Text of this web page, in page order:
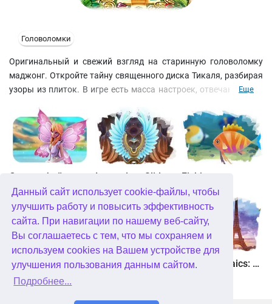
Данный сайт использует cookie-файлы, чтобы
улучшить работу и повысить эффективность
сайта. При навигации по нашему веб-сайту,
Вы соглашаетесь с тем, что мы сохраняем и
используем cookies на Вашем устройстве для
улучшения пользования данным сайтом.
Подробнее...
Головоломки
Оригинальный и свежий взгляд на старинную головоломку
маджонг. Откройте тайну священного диска Тикаля, разбирая
узоры из плиток. В игре есть масса настроек, отвечающих за
вашему вкусу. Кроме огромного количества разнообразных
раскладок и сюжетного режима игры, вы обнаружите
редактор собственных уровней. Несколько типов сложности
делают эту игру доступной как новичкам, так и ветеранам.
Еще
Страна фей Legendary Slide Fishjong
Квадриум Пасьянс Белоснежка. Зачарованное королевство Travel Mosaics: A Paris Tour